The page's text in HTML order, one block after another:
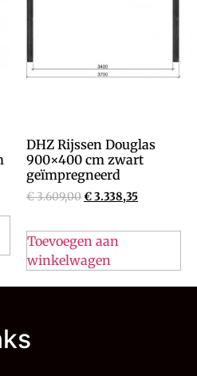
DHZ Rijssen Douglas
900×400 cm zwart
geïmpregneerd
€3.609,00€3.338,35
Toevoegen aan
winkelwagen